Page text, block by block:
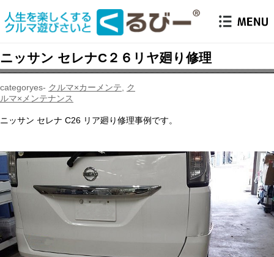
ニッサン セレナC２６リヤ廻り修理
クルマ×カーメンテ
ク
ルマ×メンテナンス
ニッサン セレナ C26 リア廻り修理事例です。